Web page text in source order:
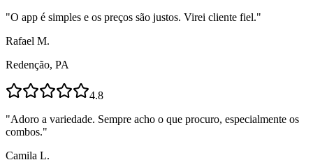
"O app é simples e os preços são justos. Virei cliente fiel."
Rafael M.
Redenção, PA
4.8
"Adoro a variedade. Sempre acho o que procuro, especialmente os
combos."
Camila L.